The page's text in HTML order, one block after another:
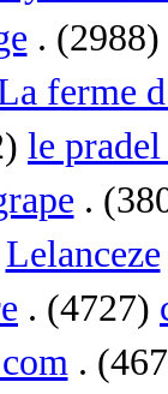
. (2988)
ferme
le
.
Lelanceze
. (4727)
.